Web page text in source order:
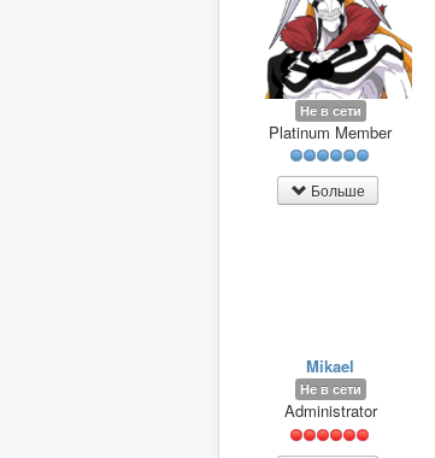
Не в сети
Platinum Member
Больше
Mikael
Не в сети
Administrator